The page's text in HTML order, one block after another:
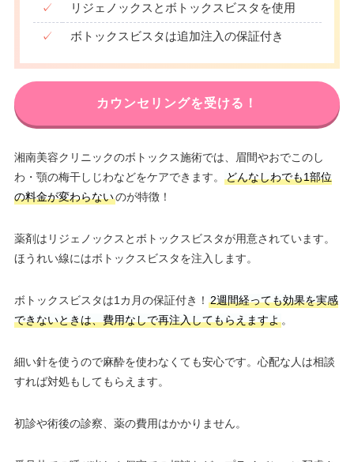
✓ リジェノックスとボトックスビスタを使用
✓ ボトックスビスタは追加注入の保証付き
カウンセリングを受ける！
湘南美容クリニックのボトックス施術では、眉間やおでこのし
わ・顎の梅干しじわなどをケアできます。
どんなしわでも1部位
の料金が変わらないのが特徴！
薬剤はリジェノックスとボトックスビスタが用意されています。
ほうれい線にはボトックスビスタを注入します。
ボトックスビスタは1カ月の保証付き！ 2週間経っても効果を実感
できないときは、費用なしで再注入してもらえますよ。
細い針を使うので麻酔を使わなくても安心です。心配な人は相談
すれば対処もしてもらえます。
初診や術後の診察、薬の費用はかかりません。